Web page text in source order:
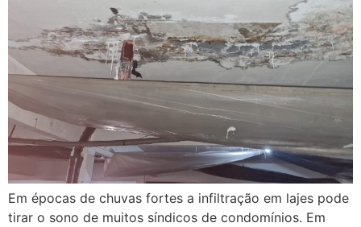
Em épocas de chuvas fortes a infiltração em lajes pode
tirar o sono de muitos síndicos de condomínios. Em